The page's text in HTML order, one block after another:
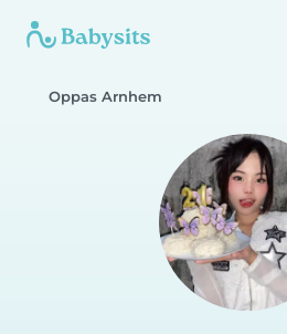
Oppas Arnhem